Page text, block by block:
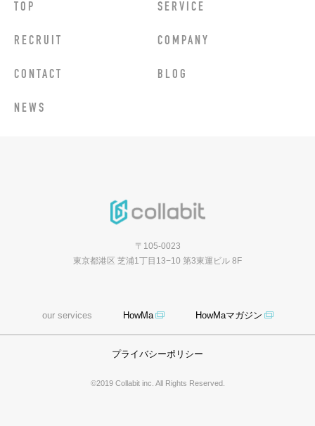
TOP SERVICE
RECRUIT COMPANY
CONTACT BLOG
NEWS
〒105-0023
東京都港区 芝浦1丁目13−10 第3東運ビル 8F
our services HowMa HowMaマガジン
プライバシーポリシー
©2019 Collabit inc. All Rights Reserved.